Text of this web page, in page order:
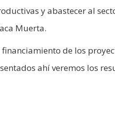
y abastecer al
Muerta.
de los
ahí veremos los